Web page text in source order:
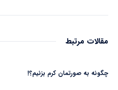
مقالات مرتبط
چگونه به صورتمان کرم بزنیم؟!